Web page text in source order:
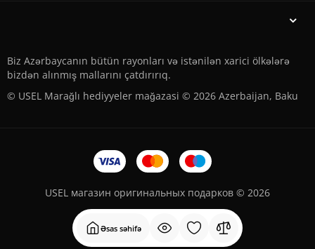
Əsas səhifə
Biz Azərbaycanın bütün rayonları və istənilən xarici ölkələrə
bizdən alınmış mallarını çatdırırıq.
© USEL Marağlı hediyyeler mağazasi © 2026 Azerbaijan, Baku
USEL магазин оригинальных подарков © 2026